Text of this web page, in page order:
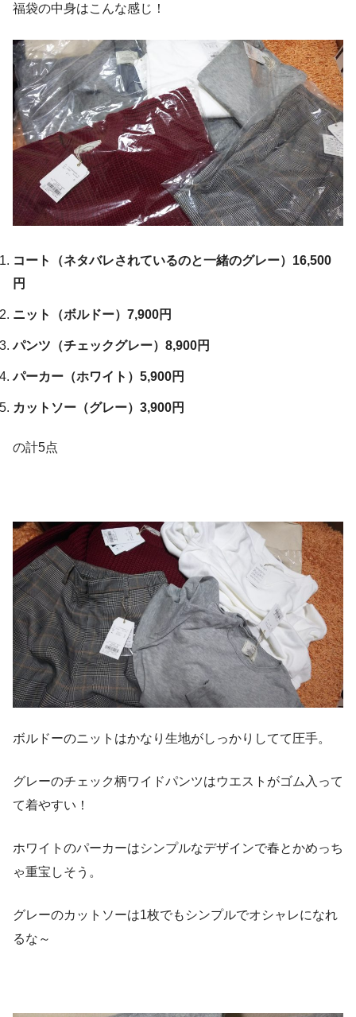
. 今年はUngridの福袋を購入しましたー♪ . 中身はコート、
#ungrid #ungrid福袋 #ネタバレ #オリジナル福袋
#awsomestoreの犬用品 #mulberrygardenのオヤツ詰め合わ
せ #flyingtigerのミニテント
Tomoko_Harukoさん(@tomoko_haruko)がシェアした投稿 –
この投稿をInstagramで見る
年もGETする笑っ アウターがチェスターコートだからまた
が福袋に入ってたコート。 まだ、着てないのあるし チェス
福袋の中身はこんな感じ！
コート（ネタバレされているのと一緒のグレー）16,500
円
ニット（ボルドー）7,900円
パンツ（チェックグレー）8,900円
パーカー（ホワイト）5,900円
カットソー（グレー）3,900円
の計5点
ボルドーのニットはかなり生地がしっかりしてて圧手。
グレーのチェック柄ワイドパンツはウエストがゴム入って
て着やすい！
ホワイトのパーカーはシンプルなデザインで春とかめっち
ゃ重宝しそう。
グレーのカットソーは1枚でもシンプルでオシャレになれ
るな～